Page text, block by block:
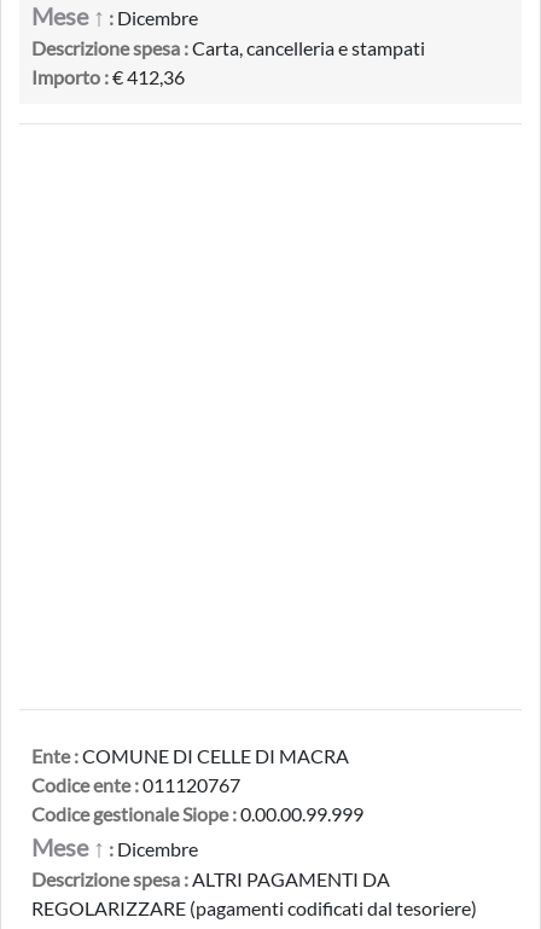
Mese ↑ : Dicembre
Descrizione spesa :Carta, cancelleria e stampati
Importo :€ 412,36
Ente :COMUNE DI CELLE DI MACRA
Codice ente :011120767
Codice gestionale Siope :0.00.00.99.999
Mese ↑ : Dicembre
Descrizione spesa :ALTRI PAGAMENTI DA
REGOLARIZZARE (pagamenti codificati dal tesoriere)